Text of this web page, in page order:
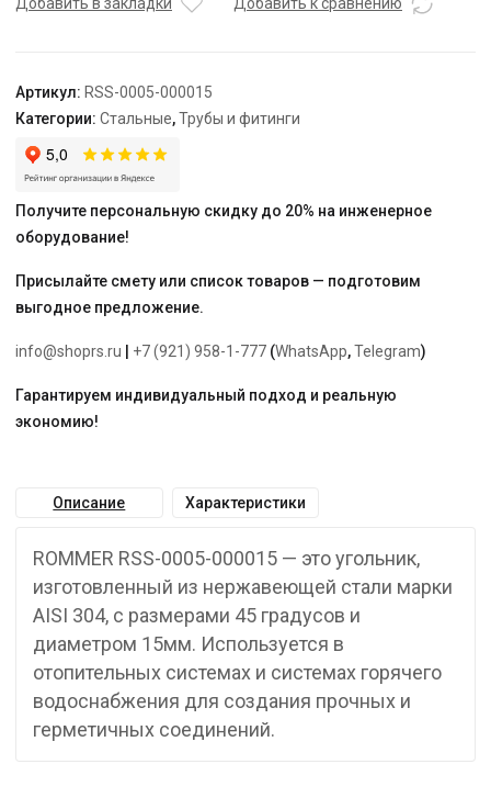
нержавеющей
стали
прессовой
Артикул: RSS-0005-000015
Категории: Стальные,Трубы и фитинги
Получите персональную скидку до 20% на инженерное
оборудование!
Присылайте смету или список товаров — подготовим
выгодное предложение.
info@shoprs.ru +7 (921) 958-1-777 (WhatsApp,Telegram)
Гарантируем индивидуальный подход и реальную
экономию!
Описание Характеристики
ROMMER RSS-0005-000015 — это угольник,
изготовленный из нержавеющей стали марки
AISI 304, с размерами 45 градусов и
диаметром 15мм. Используется в
отопительных системах и системах горячего
водоснабжения для создания прочных и
герметичных соединений.